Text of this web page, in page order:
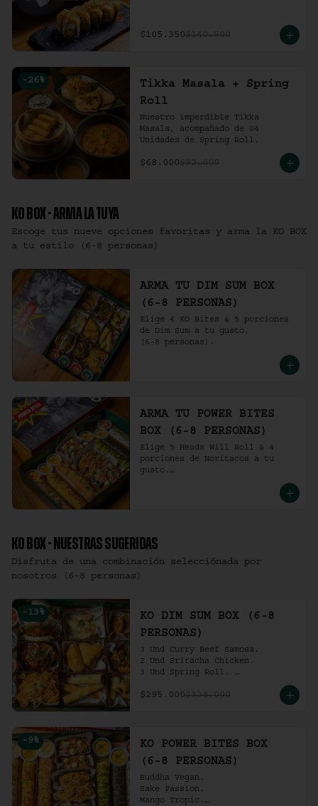
$105.350$140.500
-26 %
Tikka Masala + Spring
Roll
Nuestro imperdible Tikka
Masala, acompañado de 04
Unidades de Spring Roll.
$68.000$92.000
KO BOX - ARMA LA TUYA
Escoge tus nueve opciones favoritas y arma la KO BOX
a tu estilo (6-8 personas)
ARMA TU DIM SUM BOX
(6-8 PERSONAS)
Elige 4 KO Bites & 5 porciones
de Dim Sum a tu gusto.
(6-8 personas).
ARMA TU POWER BITES
BOX (6-8 PERSONAS)
Elige 5 Heads Will Roll & 4
porciones de Noritacos a tu
gusto.
KO BOX - NUESTRAS SUGERIDAS
Disfruta de una combinación selecciónada por
nosotros (6-8 personas)
-13 %
KO DIM SUM BOX (6-8
PERSONAS)
3 Und Curry Beef Samosa.
2 Und Sriracha Chicken.
3 Und Spring Roll.
3 Und Cha Siu Roll.
Gochujang Ribs.
$295.000$338.000
- 9%
KO POWER BITES BOX
(6-8 PERSONAS)
Buddha Vegan.
Sake Passion.
Mango Tropic.